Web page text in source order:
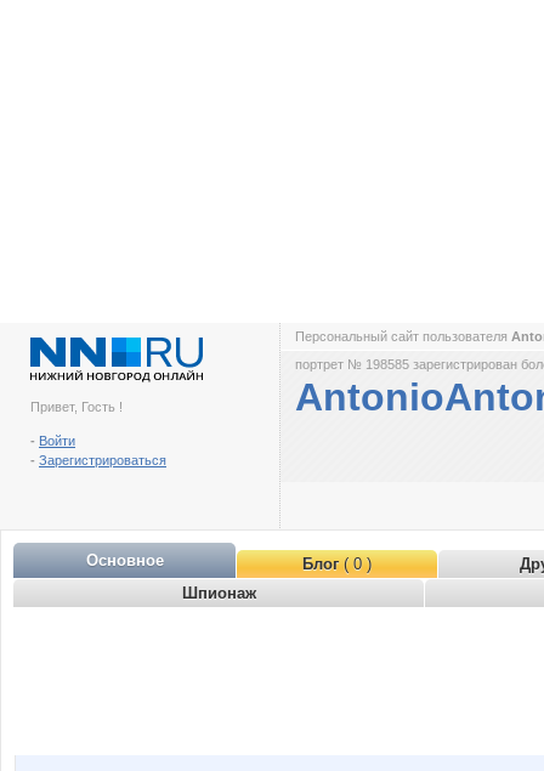
Привет, Гость !
- Войти
- Зарегистрироваться
Персональный сайт пользователя
портрет № 198585 зарегистрирован
Основное Блог( 0 )
Шпионаж